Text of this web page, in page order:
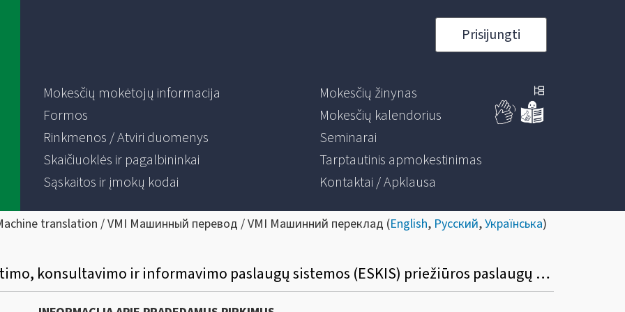
Prisijungti
Mokesčių mokėtojų informacija
Formos
Rinkmenos / Atviri duomenys
Skaičiuoklės ir pagalbininkai
Sąskaitos ir įmokų kodai
Mokesčių žinynas
Mokesčių kalendorius
Seminarai
Tarptautinis apmokestinimas
Kontaktai / Apklausa
translation / VMI Машинный перевод / VMI Машинний переклад (English, Русский,Українська)
Mokesčių mokėtojų elektroninio švietimo, konsultavimo ir informavimo paslaugų sistemos (ESKIS) priežiūros paslaugų viešasis pirkimas